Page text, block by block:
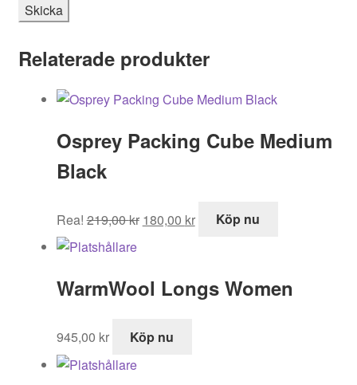
Relaterade produkter
Osprey Packing Cube Medium
Black
Rea! 219,00kr
ursprungliga
219,00 kr.
180,00 kr
nuvarande
180,00 kr.
Köp nu
WarmWool Longs Women
945,00 kr Köp nu